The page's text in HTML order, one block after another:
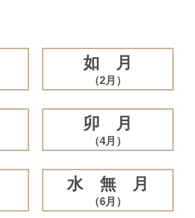
如 月
（2月）
卯 月
（4月）
水 無 月
（6月）